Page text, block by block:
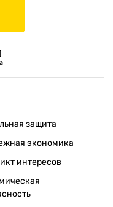
защита
экономика
интересов